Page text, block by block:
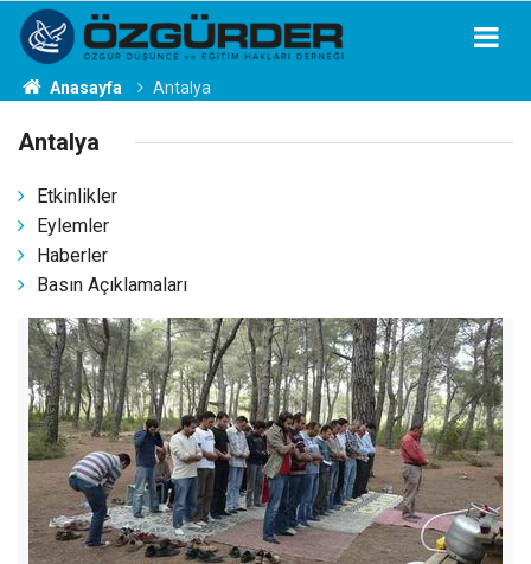
Anasayfa Antalya
Antalya
Etkinlikler
Eylemler
Haberler
Basın Açıklamaları